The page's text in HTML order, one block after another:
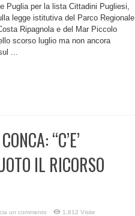
Puglia per la lista Cittadini Pugliesi,
legge istitutiva del Parco Regionale
Ripagnola e del Mar Piccolo
scorso luglio ma non ancora
...
“C’E’
IL RICORSO
un commento 1,612 Visite